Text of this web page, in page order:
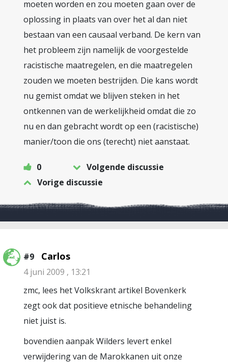
moeten worden en zou moeten gaan over de
oplossing in plaats van over het al dan niet
bestaan van een causaal verband. De kern van
het probleem zijn namelijk de voorgestelde
racistische maatregelen, en die maatregelen
zouden we moeten bestrijden. Die kans wordt
nu gemist omdat we blijven steken in het
ontkennen van de werkelijkheid omdat die zo
nu en dan gebracht wordt op een (racistische)
manier/toon die ons (terecht) niet aanstaat.
0
Volgende discussie
Vorige discussie
#9 Carlos
4 juni 2009 , 13:21
zmc, lees het Volkskrant artikel Bovenkerk
zegt ook dat positieve etnische behandeling
niet juist is.
bovendien aanpak Wilders levert enkel
verwijdering van de Marokkanen uit onze